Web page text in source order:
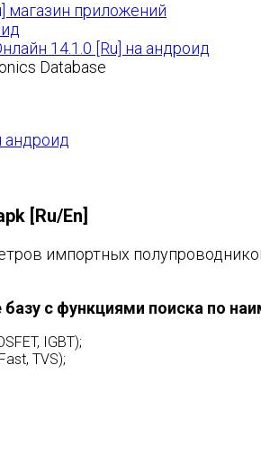
магазин приложений
14.1.0 [Ru] на андроид
[Ru/En]
импортных
с функциями поиска по
IGBT);
TVS);